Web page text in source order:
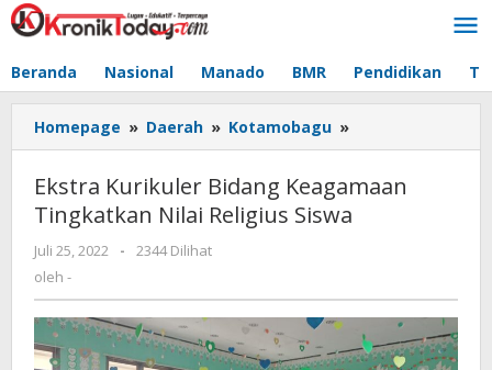
Lewati
ke
Beranda Nasional Manado BMR Pendidikan
Homepage » Daerah » Kotamobagu »
Kurikuler
Keagamaan
Ekstra Kurikuler Bidang Keagamaan
Tingkatkan Nilai Religius Siswa
Juli 25, 2022
oleh
-
2344 Dilihat
oleh -